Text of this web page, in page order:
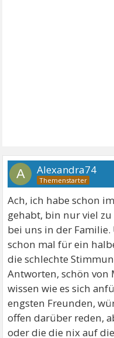
A Alexandra74
Ach, ich habe schon
gehabt, bin nur viel zu
bei uns in der
schon mal für ein
die schlechte
Antworten, schön von
wissen wie es sich
engsten Freunden,
offen darüber reden,
oder die die nix auf